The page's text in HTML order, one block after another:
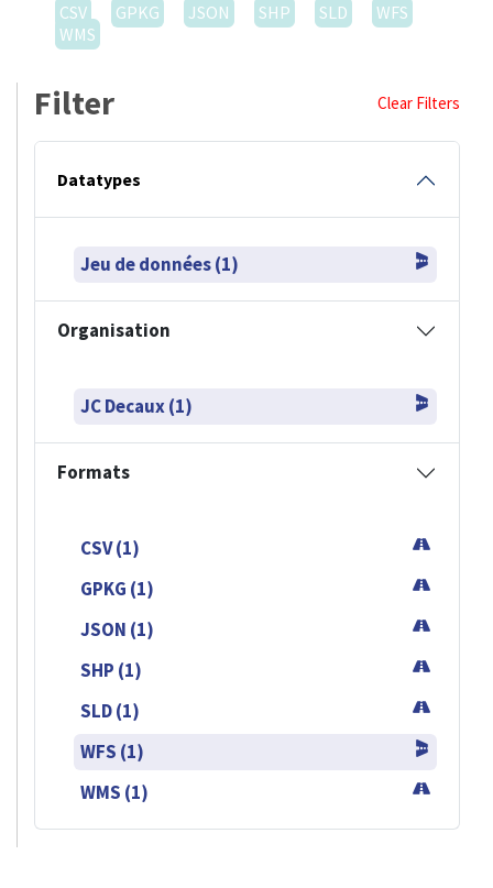
CSV
GPKG JSON SHP SLD
WFS
WMS
Filter Clear Filters
Datatypes
Jeu de données (1)
Organisation
JC Decaux (1)
Formats
CSV (1)
GPKG (1)
JSON (1)
SHP (1)
SLD (1)
WFS (1)
WMS (1)